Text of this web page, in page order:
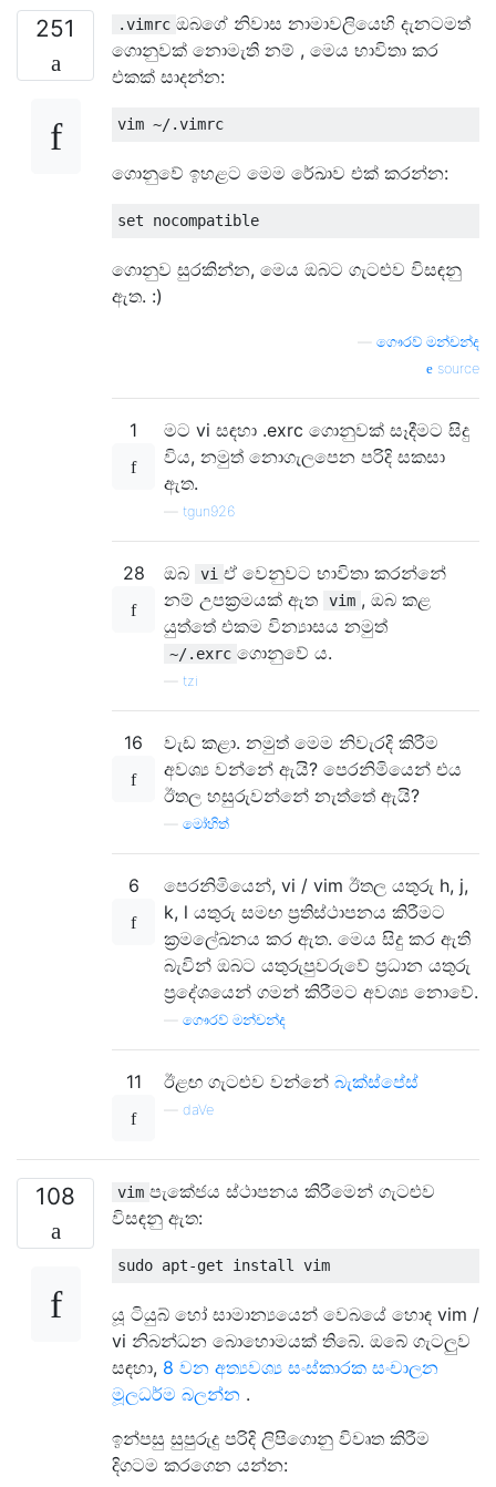
251 .vimrc ඔබගේ නිවාස නාමාවලියෙහි දැනටමත්
ගොනුවක් නොමැති නම් , මෙය භාවිතා කර
එකක් සාදන්න:
ගොනුවේ ඉහළට මෙම රේඛාව එක් කරන්න:
ගොනුව සුරකින්න, මෙය ඔබට ගැටළුව විසඳනු
ඇත. :)
ගෞරව් මන්චන්ද
source
1
මට vi සඳහා .exrc ගොනුවක් සෑදීමට සිදු
විය, නමුත් නොගැලපෙන පරිදි සකසා
ඇත.
tgun926
28 ඔබ vi ඒ වෙනුවට භාවිතා කරන්නේ
නම් උපක්‍රමයක් ඇත
vim , ඔබ කළ
යුත්තේ එකම වින්‍යාසය නමුත්
~/.exrc ගොනුවේ ය.
tzi
16
වැඩ කළා. නමුත් මෙම නිවැරදි කිරීම
අවශ්‍ය වන්නේ ඇයි? පෙරනිමියෙන් එය
ඊතල හසුරුවන්නේ නැත්තේ ඇයි?
මෝහිත්
6
පෙරනිමියෙන්, vi / vim ඊතල යතුරු h, j,
k, l යතුරු සමඟ ප්‍රතිස්ථාපනය කිරීමට
ක්‍රමලේඛනය කර ඇත. මෙය සිදු කර ඇති
බැවින් ඔබට යතුරුපුවරුවේ ප්‍රධාන යතුරු
ප්‍රදේශයෙන් ගමන් කිරීමට අවශ්‍ය නොවේ.
ගෞරව් මන්චන්ද
11 ඊළඟ ගැටළුව වන්නේ බැක්ස්පේස්
daVe
108 vim පැකේජය ස්ථාපනය කිරීමෙන් ගැටළුව
විසඳනු ඇත:
යූ ටියුබ් හෝ සාමාන්‍යයෙන් වෙබයේ හොඳ vim /
vi නිබන්ධන බොහොමයක් තිබේ. ඔබේ ගැටලුව
සඳහා, 8 වන අත්‍යවශ්‍ය සංස්කාරක සංචාලන
මූලධර්ම බලන්න .
ඉන්පසු සුපුරුදු පරිදි ලිපිගොනු විවෘත කිරීම
දිගටම කරගෙන යන්න: